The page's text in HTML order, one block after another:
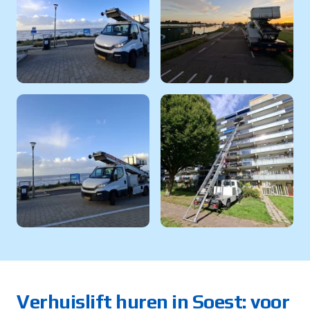
Verhuislift huren in Soest: voor